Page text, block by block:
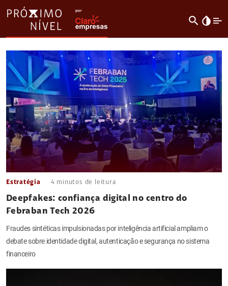
search invert_colors
Estratégia 4 minutos de leitura
Deepfakes: confiança digital no centro do
Febraban Tech 2026
Fraudes sintéticas impulsionadas por inteligência artificial ampliam o
debate sobre identidade digital, autenticação e segurança no sistema
financeiro